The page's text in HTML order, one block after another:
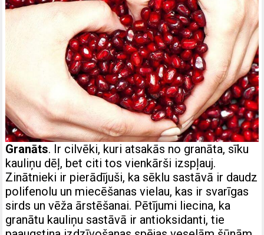
Granāts. Ir cilvēki, kuri atsakās no granāta, sīku
kauliņu dēļ, bet citi tos vienkārši izspļauj.
Zinātnieki ir pierādījuši, ka sēklu sastāvā ir daudz
polifenolu un miecēšanas vielau, kas ir svarīgas
sirds un vēža ārstēšanai. Pētījumi liecina, ka
granātu kauliņu sastāvā ir antioksidanti, tie